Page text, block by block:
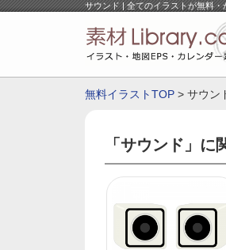
サウンド | 全てのイラストが無料・
無料イラストTOP > サウン
「サウンド」に